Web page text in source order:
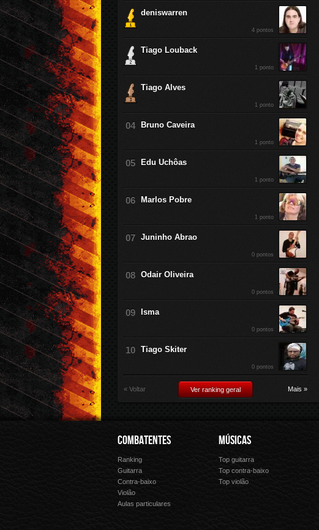
deniswarren
4 pontos
Tiago Louback
1 ponto
Tiago Alves
1 ponto
Bruno Caveira
1 ponto
Edu Uchôas
1 ponto
Marlos Pobre
1 ponto
Juninho Abrao
0 pontos
Odair Oliveira
0 pontos
Isma
0 pontos
Tiago Skiter
0 pontos
« Voltar Ver ranking geral Mais »
COMBATENTES
Ranking
Guitarra
Contra-baixo
Violão
Aulas particulares
MÚSICAS
Top guitarra
Top contra-baixo
Top violão